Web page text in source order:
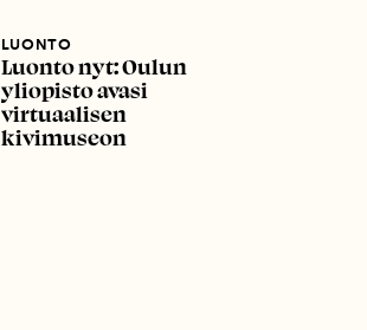
LUONTO
Luonto nyt: Oulun
yliopisto avasi
virtuaalisen
kivimuseon